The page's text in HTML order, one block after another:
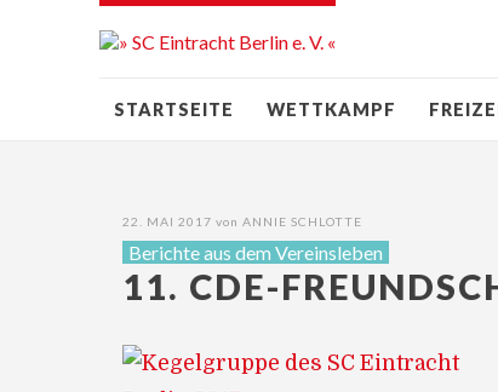
STARTSEITE
WETTKAMPF
22. MAI 2017 von ANNIE SCHLOTTE
Berichte aus dem Vereinsleben
11. CDE-